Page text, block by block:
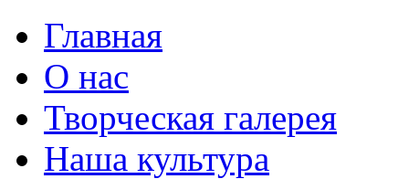
Главная
О нас
Творческая галерея
Наша культура